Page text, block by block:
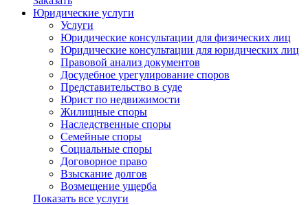
Юридические услуги
Услуги
Юридические консультации для физических лиц
Юридические консультации для юридических лиц
Правовой анализ документов
Досудебное урегулирование споров
Представительство в суде
Юрист по недвижимости
Жилищные споры
Наследственные споры
Семейные споры
Социальные споры
Договорное право
Взыскание долгов
Возмещение ущерба
Показать все услуги